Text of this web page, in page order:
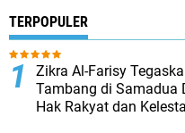
TERPOPULER
Zikra Al-Farisy
Tambang di Samadua
Hak Rakyat dan